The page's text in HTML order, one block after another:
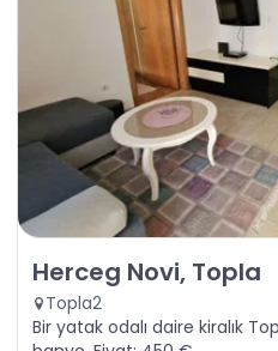
Kiralık - Daire Herceg Novi,
Herceg Novi, Topla
Topla2
Bir yatak odalı daire kiralık